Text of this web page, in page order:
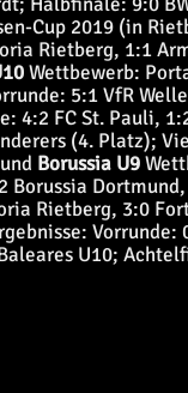
Cup 2019 (in
Rietberg, 1:1
Wettbewerb:
5:1 VfR
4:2 FC St. Pauli,
(4. Platz);
Borussia U9
Rietberg, 3:0
U10;